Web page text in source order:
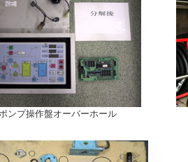
ンプ操作盤オーバーホール